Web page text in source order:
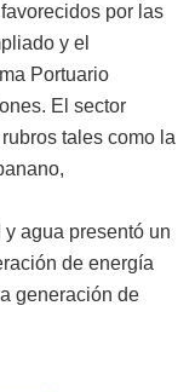
por las
y el
Portuario
El sector
tales como la
agua presentó un
de energía
generación de